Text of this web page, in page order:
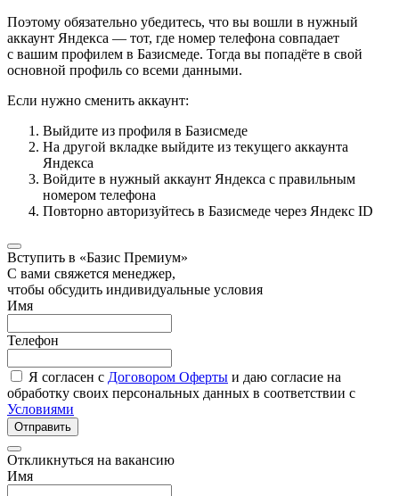
Поэтому обязательно убедитесь, что вы вошли в нужный
аккаунт Яндекса — тот, где номер телефона совпадает
с вашим профилем в Базисмеде. Тогда вы попадёте в свой
основной профиль со всеми данными.
Если нужно сменить аккаунт:
Выйдите из профиля в Базисмеде
На другой вкладке выйдите из текущего аккаунта
Яндекса
Войдите в нужный аккаунт Яндекса с правильным
номером телефона
Повторно авторизуйтесь в Базисмеде через Яндекс ID
Вступить в «Базис Премиум»
С вами свяжется менеджер,
чтобы обсудить индивидуальные условия
Имя
Телефон
Я согласен с Договором Оферты и даю согласие на
обработку своих персональных данных в соответствии с
Условиями
Отправить
Откликнуться на вакансию
Имя